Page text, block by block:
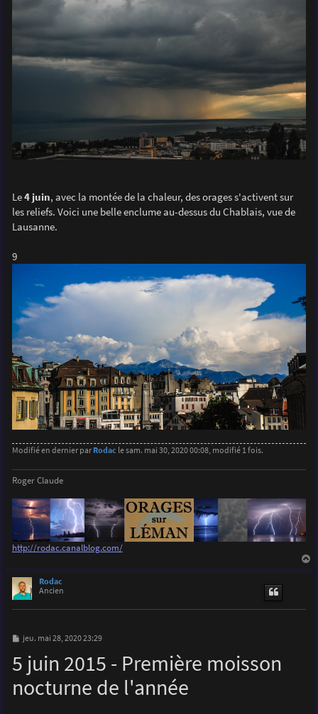
Le4 juin, avec la montée de la chaleur, des orages s'activent sur
les reliefs. Voici une belle enclume au-dessus du Chablais, vue de
Lausanne.
9
Modifié en dernier par Rodac le sam. mai 30, 2020 00:08, modifié 1 fois.
Roger Claude
http://rodac.canalblog.com/
Rodac
Ancien
M
s
s
g
e
jeu. mai 28, 2020 23:29
5 juin 2015 - Première moisson
nocturne de l'année